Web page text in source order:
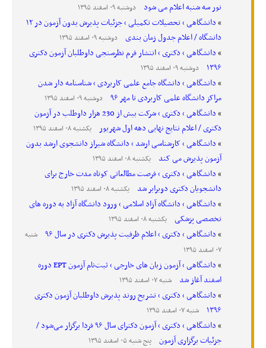
نور سه شنبه اعلام می شود
دوشنبه ۰۹ اسفند ۱۳۹۵
دانشگاهی › تحصیلات تکمیلی › جزئیات پذیرش بدون آزمون در ۱۲
دانشگاه / اعلام جدول زمان بندی
دوشنبه ۰۹ اسفند ۱۳۹۵
دانشگاهی › دکتری › انتشار فرم نظرسنجی داوطلبان آزمون دکتری
۱۳۹۶
دوشنبه ۰۹ اسفند ۱۳۹۵
دانشگاهی › دانشگاه جامع علمی کاربردی › شناسنامه دار شدن
مراکز دانشگاه علمی کاربردی تا مهر ۹۶
دوشنبه ۰۹ اسفند ۱۳۹۵
دانشگاهی › دکتری › شرکت بیش از 230 هزار داوطلب در آزمون
دکتری / اعلام نتایج نهایی دهه اول شهریور
یکشنبه ۰۸ اسفند ۱۳۹۵
دانشگاهی › کارشناسی ارشد › دانشگاه شیراز دانشجوی ارشد بدون
آزمون پذیرش می کند
یکشنبه ۰۸ اسفند ۱۳۹۵
دانشگاهی › دکتری › فرصت مطالعاتی کوتاه مدت خارج برای
دانشجویان دکتری دوبرابر شد
یکشنبه ۰۸ اسفند ۱۳۹۵
دانشگاهی › دانشگاه آزاد اسلامی › ورود دانشگاه آزاد به دوره های
تخصصی پزشکی
یکشنبه ۰۸ اسفند ۱۳۹۵
دانشگاهی › دکتری › اعلام ظرفیت پذیرش دکتری در سال ۹۶
شنبه
۰۷ اسفند ۱۳۹۵
دانشگاهی › آزمون زبان های خارجی › ثبت‌نام آزمون EPT دوره
اسفند آغاز شد
شنبه ۰۷ اسفند ۱۳۹۵
دانشگاهی › دکتری › تشریح روند پذیرش داوطلبان آزمون دکتری
۱۳۹۶
شنبه ۰۷ اسفند ۱۳۹۵
دانشگاهی › دکتری › آزمون دکترای سال ۹۶ فردا برگزار می‌شود /
جزئیات برگزاری آزمون
پنج شنبه ۰۵ اسفند ۱۳۹۵